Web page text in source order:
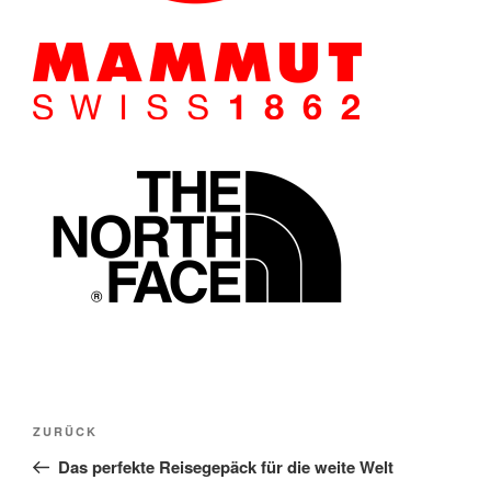
Beitragsnavigation
Vorheriger
Beitrag
ZURÜCK
Das perfekte Reisegepäck für die weite Welt